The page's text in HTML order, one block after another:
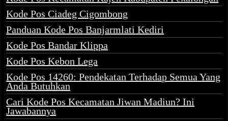
Kode Pos Ciadeg Cigombong
Panduan Kode Pos Banjarmlati Kediri
Kode Pos Bandar Klippa
Kode Pos Kebon Lega
Kode Pos 14260: Pendekatan Terhadap Semua Yang
Anda Butuhkan
Cari Kode Pos Kecamatan Jiwan Madiun? Ini
Jawabannya